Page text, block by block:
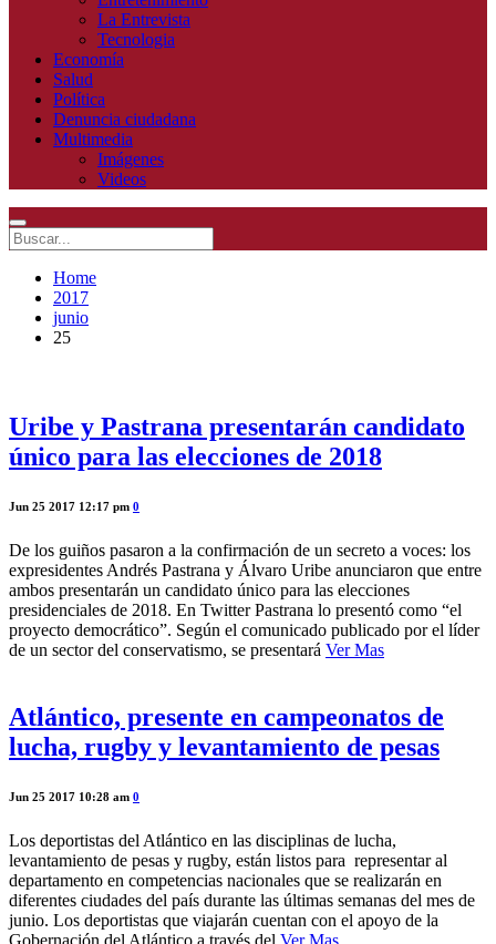
La Entrevista
Tecnologia
Economía
Salud
Política
Denuncia ciudadana
Multimedia
Imágenes
Videos
Home
2017
junio
25
Uribe y Pastrana presentarán candidato
único para las elecciones de 2018
Jun 25 2017 12:17 pm 0
De los guiños pasaron a la confirmación de un secreto a voces: los
expresidentes Andrés Pastrana y Álvaro Uribe anunciaron que entre
ambos presentarán un candidato único para las elecciones
presidenciales de 2018. En Twitter Pastrana lo presentó como “el
proyecto democrático”. Según el comunicado publicado por el líder
de un sector del conservatismo, se presentará Ver Mas
Atlántico, presente en campeonatos de
lucha, rugby y levantamiento de pesas
Jun 25 2017 10:28 am 0
Los deportistas del Atlántico en las disciplinas de lucha,
levantamiento de pesas y rugby, están listos para representar al
departamento en competencias nacionales que se realizarán en
diferentes ciudades del país durante las últimas semanas del mes de
junio. Los deportistas que viajarán cuentan con el apoyo de la
Gobernación del Atlántico a través del Ver Mas